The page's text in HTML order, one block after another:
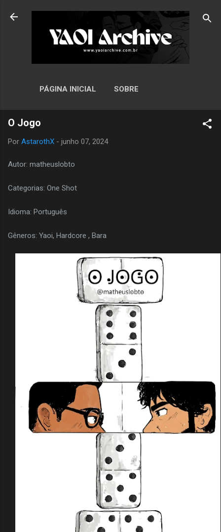
Pular para o conteúdo principal
PÁGINA INICIAL SOBRE
O Jogo
Por AstarothX - junho 07, 2024
Autor: matheuslobto
Categorias: One Shot
Idioma: Português
Gêneros: Yaoi, Hardcore , Bara